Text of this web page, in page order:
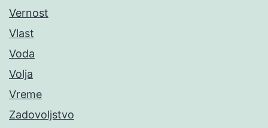
Vernost
Vlast
Voda
Volja
Vreme
Zadovoljstvo